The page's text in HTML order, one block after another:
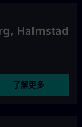
Halmstad
了解更多